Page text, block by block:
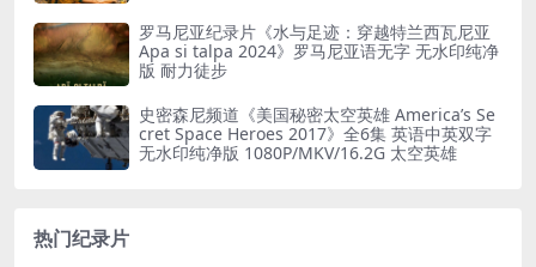
罗马尼亚纪录片《水与足迹：穿越特兰西瓦尼亚
Apa si talpa 2024》罗马尼亚语无字 无水印纯净
版 耐力徒步
史密森尼频道《美国秘密太空英雄 America’s Se
cret Space Heroes 2017》全6集 英语中英双字
无水印纯净版 1080P/MKV/16.2G 太空英雄
热门纪录片